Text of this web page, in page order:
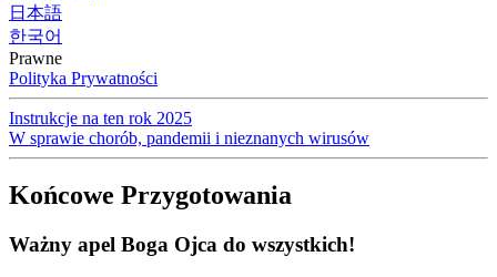
日本語
한국어
Prawne
Polityka Prywatności
Instrukcje na ten rok 2025
W sprawie chorób, pandemii i nieznanych wirusów
Końcowe Przygotowania
Ważny apel Boga Ojca do wszystkich!